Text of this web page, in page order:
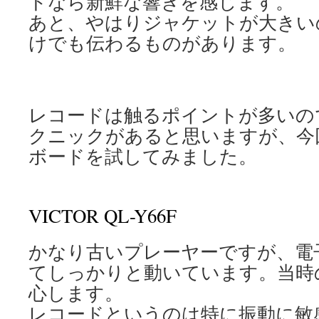
あと、やはりジャケットが大き
けでも伝わるものがあります。
レコードは触るポイントが多い
クニックがあると思いますが、
ボードを試してみました。
VICTOR QL-Y66F
かなり古いプレーヤーですが、
てしっかりと動いています。当
心します。
レコードというのは特に振動に